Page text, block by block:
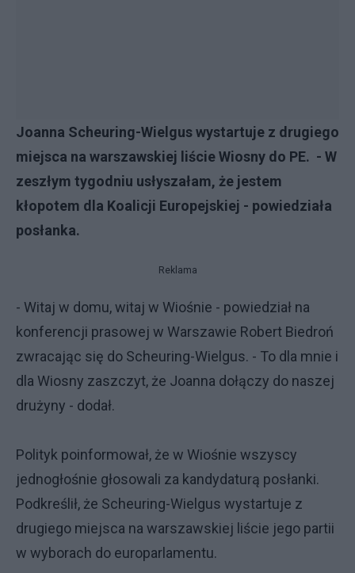
Joanna Scheuring-Wielgus wystartuje z drugiego
miejsca na warszawskiej liście Wiosny do PE. - W
zeszłym tygodniu usłyszałam, że jestem
kłopotem dla Koalicji Europejskiej - powiedziała
posłanka.
Reklama
- Witaj w domu, witaj w Wiośnie - powiedział na
konferencji prasowej w Warszawie Robert Biedroń
zwracając się do Scheuring-Wielgus. - To dla mnie i
dla Wiosny zaszczyt, że Joanna dołączy do naszej
drużyny - dodał.
Polityk poinformował, że w Wiośnie wszyscy
jednogłośnie głosowali za kandydaturą posłanki.
Podkreślił, że Scheuring-Wielgus wystartuje z
drugiego miejsca na warszawskiej liście jego partii
w wyborach do europarlamentu.